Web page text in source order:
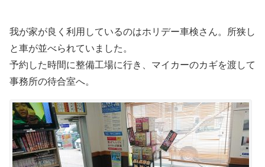
我が家が良く利用しているのはホリデー車検さん。所狭し
と車が並べられていました。
予約した時間に整備工場に行き、マイカーのカギを渡して
事務所の待合室へ。